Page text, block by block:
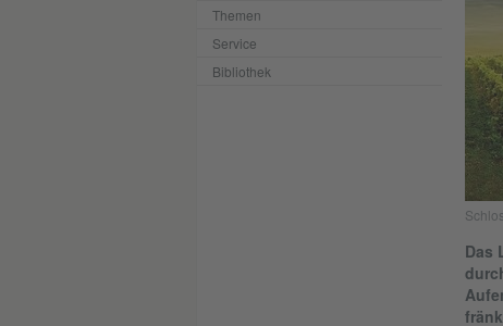
Themen
Service
Bibliothek
Das